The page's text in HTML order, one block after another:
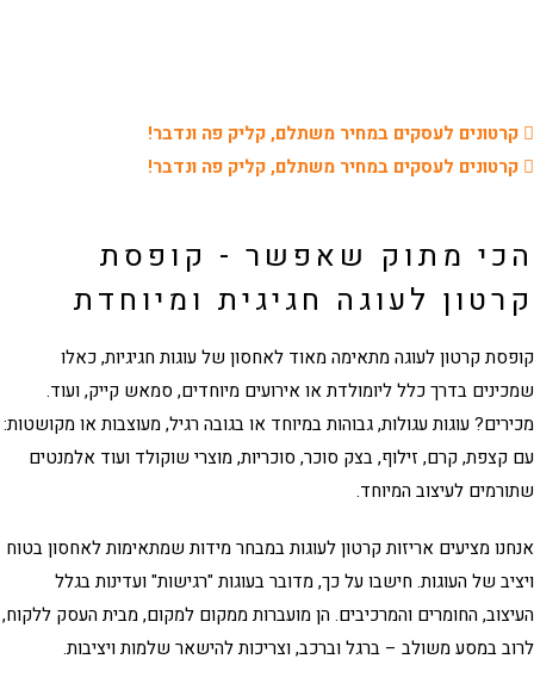
לעסקים במחיר משתלם, קליק פה ונדבר!
לעסקים במחיר משתלם, קליק פה ונדבר!
מתוק שאפשר - קופסת
לעוגה חגיגית ומיוחדת
קרטון לעוגהמתאימה מאוד לאחסון של עוגות חגיגיות, כאלו
בדרך כלל ליומולדת או אירועים מיוחדים, סמאש קייק, ועוד.
עוגות עגולות, גבוהות במיוחד או בגובה רגיל, מעוצבות או מקושטות:
קרם, זילוף, בצק סוכר, סוכריות, מוצרי שוקולד ועוד אלמנטים
לעיצוב המיוחד.
מציעיםאריזות קרטון לעוגותבמבחר מידות שמתאימות לאחסון בטוח
של העוגות. חישבו על כך, מדובר בעוגות "רגישות" ועדינות בגלל
החומרים והמרכיבים. הן מועברות ממקום למקום, מבית העסק ללקוח,
במסע משולב – ברגל וברכב, וצריכות להישאר שלמות ויציבות.